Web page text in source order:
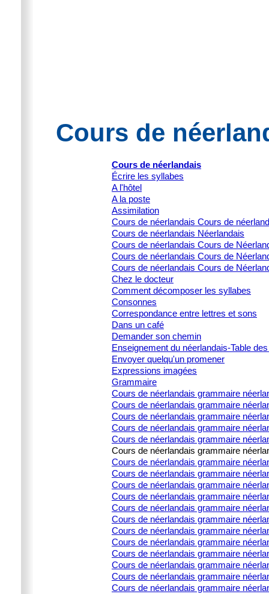
Cours de
Cours de néerlandais
Écrire les syllabes
A l'hôtel
A la poste
Assimilation
Cours de néerlandais Cours de
Cours de néerlandais Néerlandais
Cours de néerlandais Cours de
Cours de néerlandais Cours de
Cours de néerlandais Cours de
Chez le docteur
Comment décomposer les syllabes
Consonnes
Correspondance entre lettres et sons
Dans un café
Demander son chemin
Enseignement du néerlandais-Table
Envoyer quelqu'un promener
Expressions imagées
Grammaire
Cours de néerlandais grammaire
Cours de néerlandais grammaire
Cours de néerlandais grammaire
Cours de néerlandais grammaire
Cours de néerlandais grammaire
Cours de néerlandais grammaire
Cours de néerlandais grammaire
Cours de néerlandais grammaire
Cours de néerlandais grammaire
Cours de néerlandais grammaire
Cours de néerlandais grammaire
Cours de néerlandais grammaire
Cours de néerlandais grammaire
Cours de néerlandais grammaire
Cours de néerlandais grammaire
Cours de néerlandais grammaire
Cours de néerlandais grammaire
Cours de néerlandais grammaire